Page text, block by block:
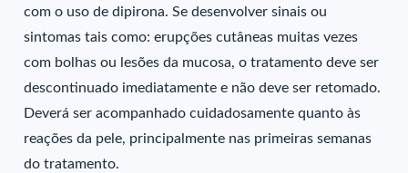
com o uso de dipirona. Se desenvolver sinais ou
sintomas tais como: erupções cutâneas muitas vezes
com bolhas ou lesões da mucosa, o tratamento deve ser
descontinuado imediatamente e não deve ser retomado.
Deverá ser acompanhado cuidadosamente quanto às
reações da pele, principalmente nas primeiras semanas
do tratamento.